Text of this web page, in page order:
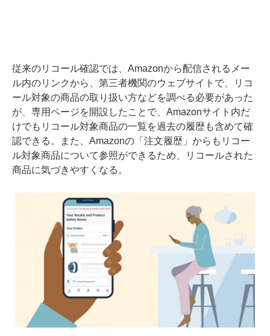
従来のリコール確認では、Amazonから配信されるメー
ル内のリンクから、第三者機関のウェブサイトで、リコ
ール対象の商品の取り扱い方などを調べる必要があった
が、専用ページを開設したことで、Amazonサイト内だ
けでもリコール対象商品の一覧を過去の履歴も含めて確
認できる。また、Amazonの「注文履歴」からもリコー
ル対象商品について参照ができるため、リコールされた
商品に気づきやすくなる。